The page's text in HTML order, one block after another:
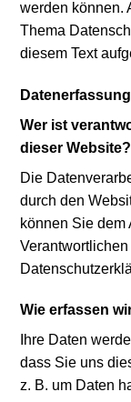
werden können.
Thema
diesem Text
Wer ist
dieser Website?
Die
durch den
können Sie dem
Wie erfassen
Ihre Daten
dass Sie uns
z. B. um Daten